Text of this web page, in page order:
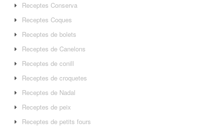
Receptes Conserva
Receptes Coques
Receptes de bolets
Receptes de Canelons
Receptes de conill
Receptes de croquetes
Receptes de Nadal
Receptes de peix
Receptes de petits fours